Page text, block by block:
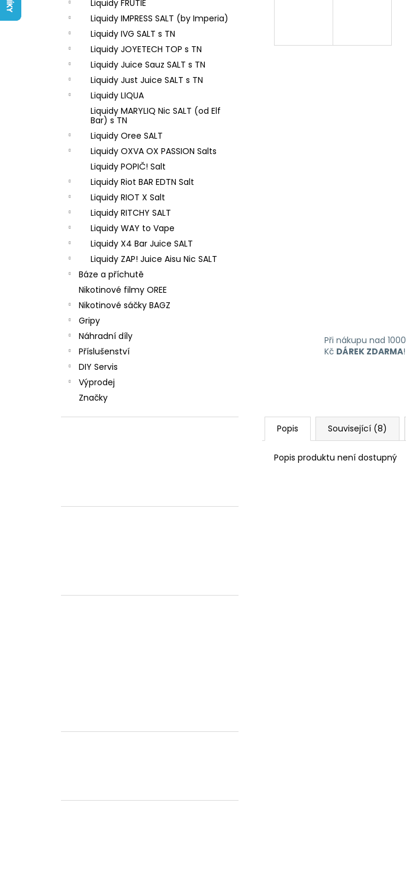
Liquidy FRUTIE
Liquidy IMPRESS SALT (by Imperia)
Liquidy IVG SALT s TN
Liquidy JOYETECH TOP s TN
Liquidy Juice Sauz SALT s TN
Liquidy Just Juice SALT s TN
Liquidy LIQUA
Liquidy MARYLIQ Nic SALT (od Elf
Bar) s TN
Liquidy Oree SALT
Liquidy OXVA OX PASSION Salts
Liquidy POPIČ! Salt
Liquidy Riot BAR EDTN Salt
Liquidy RIOT X Salt
Liquidy RITCHY SALT
Liquidy WAY to Vape
Liquidy X4 Bar Juice SALT
Liquidy ZAP! Juice Aisu Nic SALT
Báze a příchutě
Nikotinové filmy OREE
Nikotinové sáčky BAGZ
Gripy
Náhradní díly
Příslušenství
DIY Servis
Výprodej
Značky
Při nákupu nad 1000
Kč DÁREK ZDARMA!
Popis Související (8)
Popis produktu není dostupný
LIQUID ARAMAX 4PACK CIGAR
TOBACCO 4X10ML-18MG
558 Kč